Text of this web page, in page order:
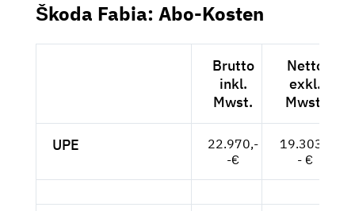
Škoda Fabia: Abo-Kosten
Brutto
inkl.
Mwst.
Netto
exkl.
Mwst.
UPE
22.970,-
-€
19.303,-
- €